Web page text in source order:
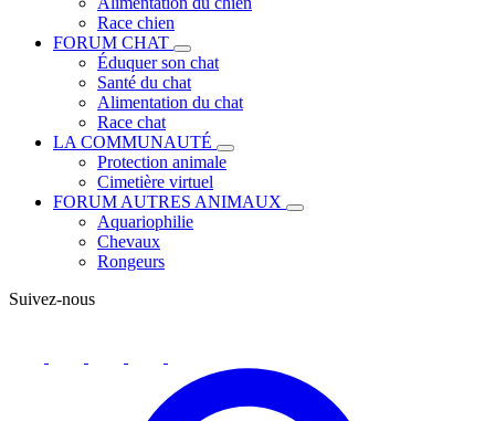
Race chien
FORUM CHAT
Éduquer son chat
Santé du chat
Alimentation du chat
Race chat
LA COMMUNAUTÉ
Protection animale
Cimetière virtuel
FORUM AUTRES ANIMAUX
Aquariophilie
Chevaux
Rongeurs
Suivez-nous